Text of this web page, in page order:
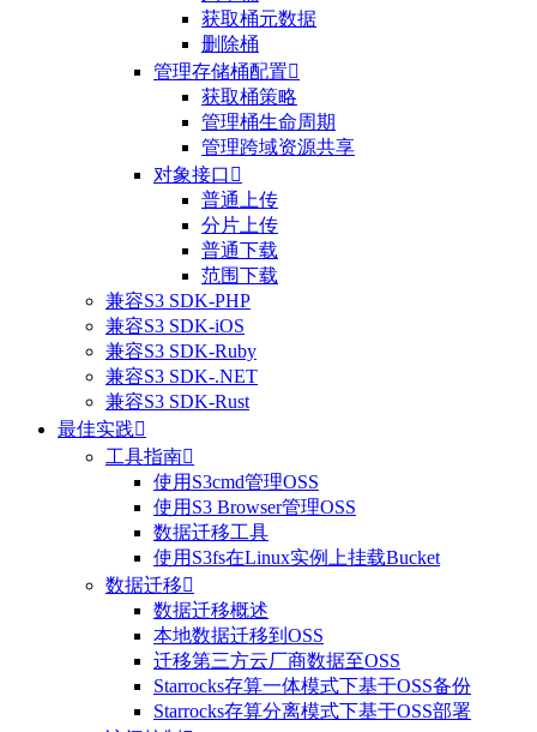
获取桶元数据
删除桶
管理存储桶配置
获取桶策略
管理桶生命周期
管理跨域资源共享
对象接口 
普通上传
分片上传
普通下载
范围下载
兼容S3 SDK-PHP
兼容S3 SDK-iOS
兼容S3 SDK-Ruby
兼容S3 SDK-.NET
兼容S3 SDK-Rust
最佳实践
工具指南
使用S3cmd管理OSS
使用S3 Browser管理OSS
数据迁移工具
使用S3fs在Linux实例上挂载Bucket
数据迁移
数据迁移概述
本地数据迁移到OSS
迁移第三方云厂商数据至OSS
Starrocks存算一体模式下基于OSS备份
Starrocks存算分离模式下基于OSS部署